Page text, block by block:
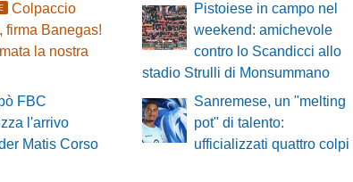
Colpaccio
firma Banegas!
la nostra
Pistoiese in campo nel
weekend: amichevole
contro lo Scandicci allo
stadio Strulli di Monsummano
FBC
l'arrivo
Matis Corso
Sanremese, un "melting
pot" di talento:
ufficializzati quattro colpi